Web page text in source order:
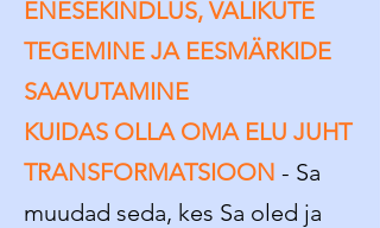
ENESEKINDLUS, VALIKUTE
TEGEMINE JA EESMÄRKIDE
SAAVUTAMINE
KUIDAS OLLA OMA ELU JUHT
TRANSFORMATSIOON - Sa
muudad seda, kes Sa oled ja